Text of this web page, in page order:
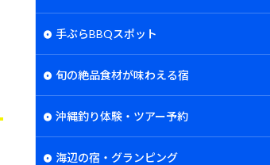
手ぶらBBQスポット
旬の絶品食材が味わえる宿
沖縄釣り体験・ツアー予約
海辺の宿・グランピング